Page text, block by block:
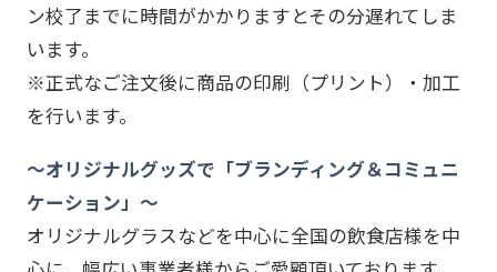
ン校了までに時間がかかりますとその分遅れてしま
います。
※正式なご注文後に商品の印刷（プリント）・加工
を行います。
～オリジナルグッズで「ブランディング＆コミュニ
ケーション」～
オリジナルグラスなどを中心に全国の飲食店様を中